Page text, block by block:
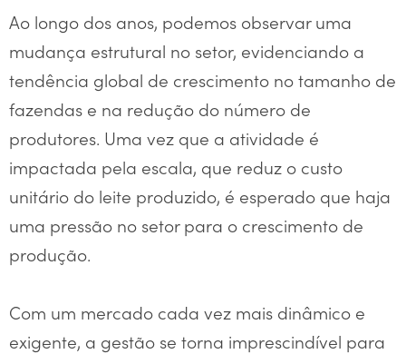
Ao longo dos anos, podemos observar uma
mudança estrutural no setor, evidenciando a
tendência global de crescimento no tamanho de
fazendas e na redução do número de
produtores. Uma vez que a atividade é
impactada pela escala, que reduz o custo
unitário do leite produzido, é esperado que haja
uma pressão no setor para o crescimento de
produção.
Com um mercado cada vez mais dinâmico e
exigente, a gestão se torna imprescindível para